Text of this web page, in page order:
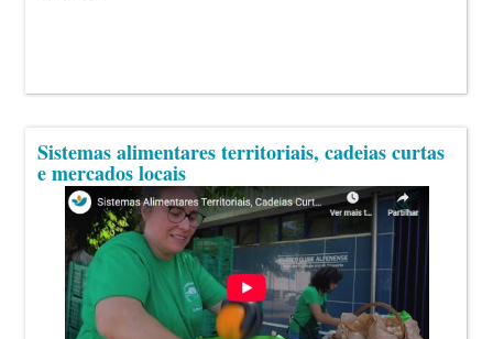
Sistemas alimentares territoriais, cadeias curtas
e mercados locais